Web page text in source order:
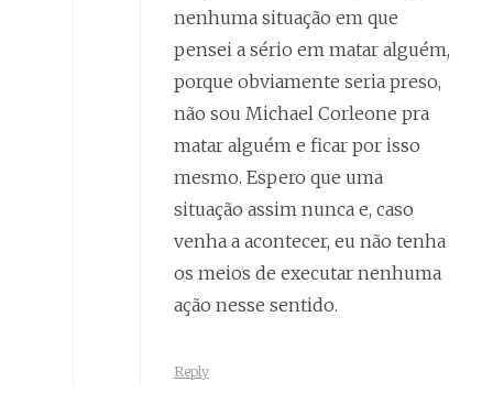
nenhuma situação em que
pensei a sério em matar alguém,
porque obviamente seria preso,
não sou Michael Corleone pra
matar alguém e ficar por isso
mesmo. Espero que uma
situação assim nunca e, caso
venha a acontecer, eu não tenha
os meios de executar nenhuma
ação nesse sentido.
Reply